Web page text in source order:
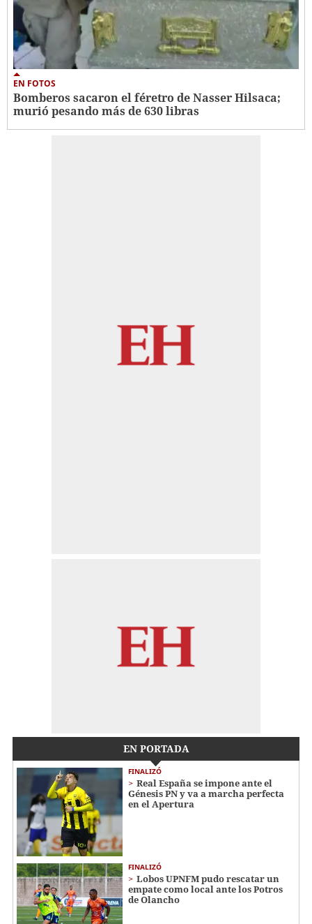
EN FOTOS
Bomberos sacaron el féretro de Nasser Hilsaca;
murió pesando más de 630 libras
EN PORTADA
FINALIZÓ
Real España se impone ante el
Génesis PN y va a marcha perfecta
en el Apertura
FINALIZÓ
Lobos UPNFM pudo rescatar un
empate como local ante los Potros
de Olancho